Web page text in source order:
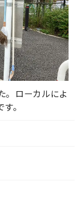
。ローカルによ
。